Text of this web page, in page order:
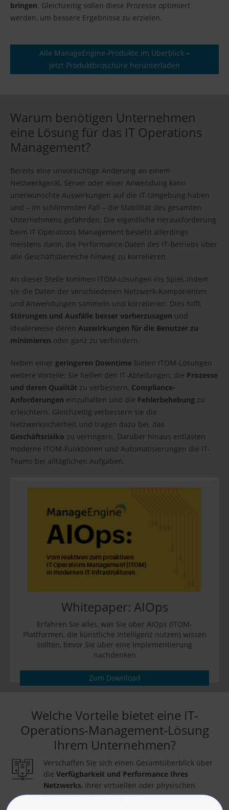
bringen. Gleichzeitig sollen diese Prozesse optimiert
werden, um bessere Ergebnisse zu erzielen.
Alle ManageEngine-Produkte im Überblick –
jetzt Produktbroschüre herunterladen
Warum benötigen Unternehmen
eine Lösung für das IT Operations
Management?
Bereits eine unvorsichtige Änderung an einem
Netzwerkgerät, Server oder einer Anwendung kann
unerwünschte Auswirkungen auf die IT-Umgebung haben
und – im schlimmsten Fall – die Stabilität des gesamten
Unternehmens gefährden. Die eigentliche Herausforderung
beim IT Operations Management besteht allerdings
meistens darin, die Performance-Daten des IT-Betriebs über
alle Geschäftsbereiche hinweg zu korrelieren.
An dieser Stelle kommen ITOM-Lösungen ins Spiel, indem
sie die Daten der verschiedenen Netzwerk-Komponenten
und Anwendungen sammeln und korrelieren. Dies hilft,
Störungen und Ausfälle besser vorherzusagen und
idealerweise deren Auswirkungen für die Benutzer zu
minimieren oder ganz zu verhindern.
Neben einer geringeren Downtime bieten ITOM-Lösungen
weitere Vorteile: Sie helfen den IT-Abteilungen, die Prozesse
und deren Qualität zu verbessern, Compliance-
Anforderungen einzuhalten und die Fehlerbehebung zu
erleichtern. Gleichzeitig verbessern sie die
Netzwerksicherheit und tragen dazu bei, das
Geschäftsrisiko zu verringern. Darüber hinaus entlasten
moderne ITOM-Funktionen und Automatisierungen die IT-
Teams bei alltäglichen Aufgaben.
Whitepaper: AIOps
Erfahren Sie alles, was Sie über AIOps (ITOM-
Plattformen, die künstliche Intelligenz nutzen) wissen
sollten, bevor Sie über eine Implementierung
nachdenken
Zum Download
Welche Vorteile bietet eine IT-
Operations-Management-Lösung
Ihrem Unternehmen?
Verschaffen Sie sich einen Gesamtüberblick über
die Verfügbarkeit und Performance Ihres
Netzwerks, Ihrer virtuellen oder physischen
Server sowie Speichergeräte.